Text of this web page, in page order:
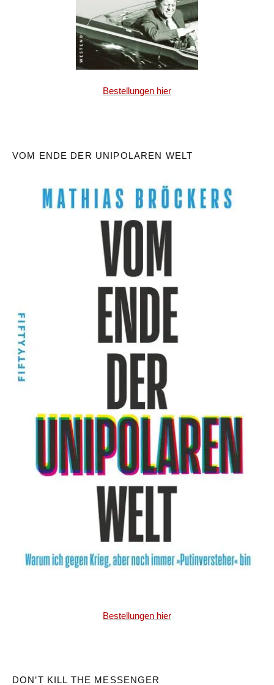
Bestellungen hier
VOM ENDE DER UNIPOLAREN WELT
Bestellungen hier
DON’T KILL THE MESSENGER